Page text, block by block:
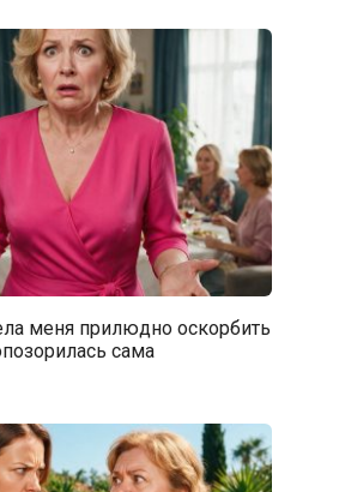
меня прилюдно оскорбить
сама